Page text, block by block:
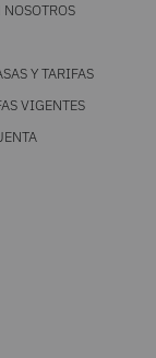
Y TARIFAS
VIGENTES